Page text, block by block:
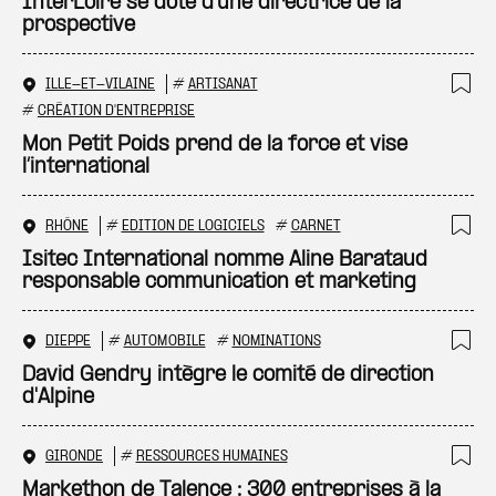
prospective
ILLE-ET-VILAINE # ARTISANAT
# CRÉATION D'ENTREPRISE
Mon Petit Poids prend de la force et vise
l’international
RHÔNE # EDITION DE LOGICIELS # CARNET
Isitec International nomme Aline Barataud
responsable communication et marketing
DIEPPE # AUTOMOBILE # NOMINATIONS
David Gendry intègre le comité de direction
d'Alpine
GIRONDE # RESSOURCES HUMAINES
Markethon de Talence : 300 entreprises à la